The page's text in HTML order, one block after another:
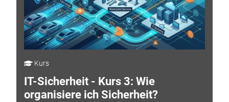
Kurs
IT-Sicherheit - Kurs 3: Wie
organisiere ich Sicherheit?